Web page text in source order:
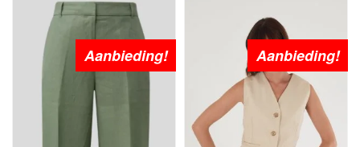
Aanbieding! Aanbieding!